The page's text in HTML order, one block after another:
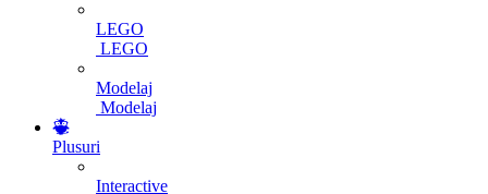
LEGO
LEGO
Modelaj
Modelaj
Plusuri
Interactive